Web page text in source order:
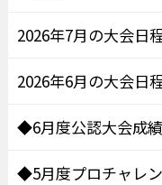
2026年7月の大会日
2026年6月の大会日
◆6月度公認大会成
◆5月度プロチャレ